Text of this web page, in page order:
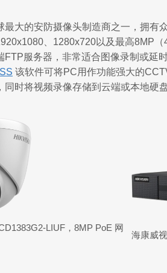
最大的安防摄像头制造商之一，拥有
、1280x720以及最高8MP
FTP服务器，非常适合图像录制或延
该软件可将PC用作功能强大的
同时将视频录像存储到云端或本地硬盘
LIUF，8MP PoE 网
海康威